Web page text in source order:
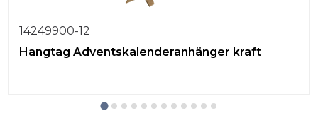
14249900-12
Hangtag Adventskalenderanhänger kraft